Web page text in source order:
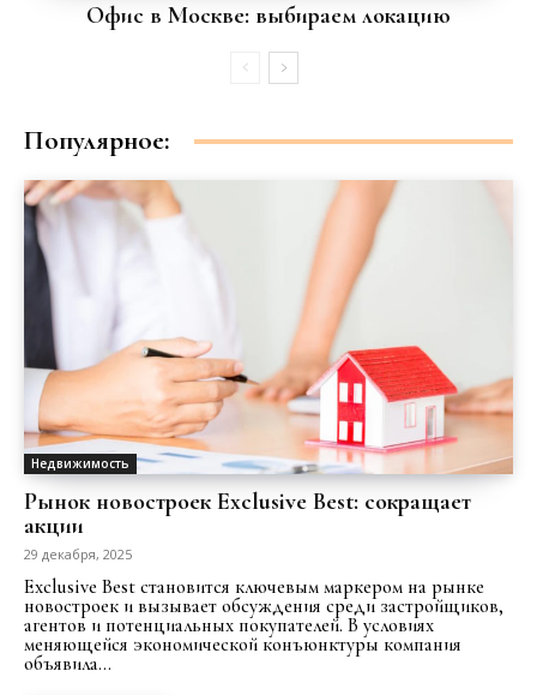
Офис в Москве: выбираем локацию
Популярное:
Недвижимость
Рынок новостроек Exclusive Best: сокращает
акции
29 декабря, 2025
Exclusive Best становится ключевым маркером на рынке
новостроек и вызывает обсуждения среди застройщиков,
агентов и потенциальных покупателей. В условиях
меняющейся экономической конъюнктуры компания
объявила...